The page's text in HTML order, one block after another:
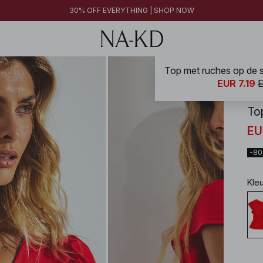
30% OFF EVERYTHING | SHOP NOW
NA-
-
Top met ruches op de
EUR 7.19